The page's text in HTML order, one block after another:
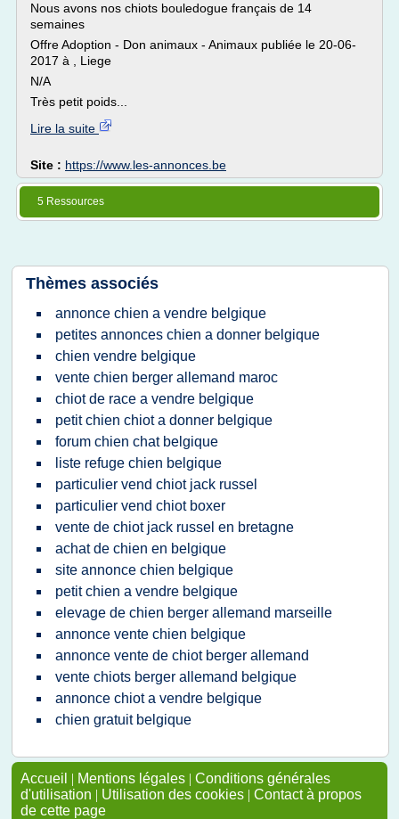
Nous avons nos chiots bouledogue français de 14
semaines
Offre Adoption - Don animaux - Animaux publiée le 20-06-
2017 à , Liege
N/A
Très petit poids...
Lire la suite
Site : https://www.les-annonces.be
5 Ressources
Thèmes associés
annonce chien a vendre belgique
petites annonces chien a donner belgique
chien vendre belgique
vente chien berger allemand maroc
chiot de race a vendre belgique
petit chien chiot a donner belgique
forum chien chat belgique
liste refuge chien belgique
particulier vend chiot jack russel
particulier vend chiot boxer
vente de chiot jack russel en bretagne
achat de chien en belgique
site annonce chien belgique
petit chien a vendre belgique
elevage de chien berger allemand marseille
annonce vente chien belgique
annonce vente de chiot berger allemand
vente chiots berger allemand belgique
annonce chiot a vendre belgique
chien gratuit belgique
Accueil | Mentions légales | Conditions générales
d'utilisation | Utilisation des cookies | Contact à propos
de cette page